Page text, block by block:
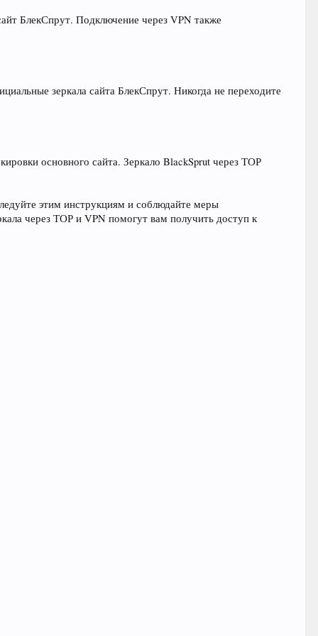
БлекСпрут. Подключение через VPN также
зеркала сайта БлекСпрут. Никогда не переходите
основного сайта. Зеркало BlackSprut через ТОР
этим инструкциям и соблюдайте меры
через ТОР и VPN помогут вам получить доступ к